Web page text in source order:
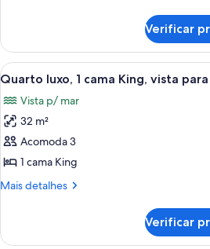
King,
vista
para
a
cidade
luxo,
cama
vista
para
cidade
Verificar
Carrega
todas
as
fotos
de
Quarto
luxo,
King,
Um
7
Quarto luxo, 1 cama King, vista
Vista p/ mar
32 m²
Acomoda 3
1 cama King
Mais detalhes
Mais
luxo,
Verificar